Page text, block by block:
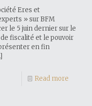
Eres et
» sur BFM
le 5 juin dernier sur le
fiscalité et le pouvoir
en fin
Read more